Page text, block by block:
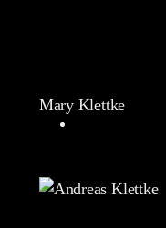
Mary Klettke